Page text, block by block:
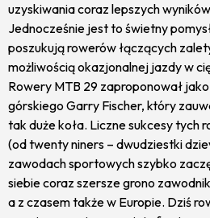
uzyskiwania coraz lepszych
Jednocześnie jest to świetny
poszukują rowerów łączących
możliwością okazjonalnej jazdy w
Rowery MTB 29 zaproponował
górskiego Garry Fischer, który
tak duże koła. Liczne sukcesy tych
(od twenty niners – dwudziestki
zawodach sportowych szybko
siebie coraz szersze grono
a z czasem także w Europie. Dziś